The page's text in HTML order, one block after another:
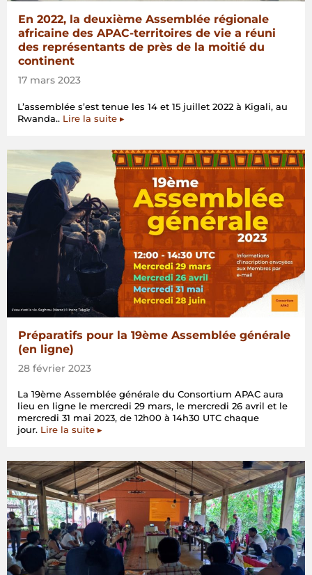
En 2022, la deuxième Assemblée régionale
africaine des APAC-territoires de vie a réuni
des représentants de près de la moitié du
continent
17 mars 2023
L’assemblée s’est tenue les 14 et 15 juillet 2022 à Kigali, au
Rwanda.. Lire la suite ▸
Préparatifs pour la 19ème Assemblée générale
(en ligne)
28 février 2023
La 19ème Assemblée générale du Consortium APAC aura
lieu en ligne le mercredi 29 mars, le mercredi 26 avril et le
mercredi 31 mai 2023, de 12h00 à 14h30 UTC chaque
jour. Lire la suite ▸